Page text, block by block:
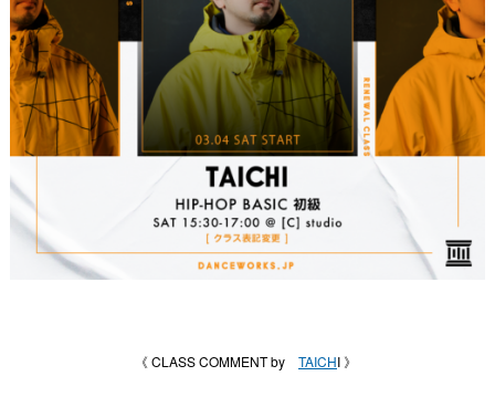
《 CLASS COMMENT by TAICHI 》